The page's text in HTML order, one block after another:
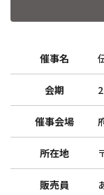
催事名
会期
催事会場
所在地
販売員
紙漉き体験ご